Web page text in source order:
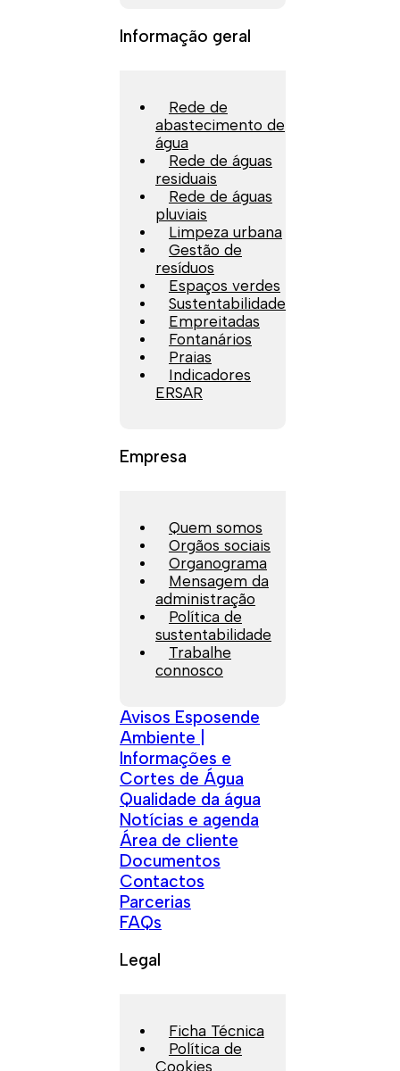
Informação geral
Rede de
abastecimento de
água
Rede de águas
residuais
Rede de águas
pluviais
Limpeza urbana
Gestão de
resíduos
Espaços verdes
Sustentabilidade
Empreitadas
Fontanários
Praias
Indicadores
ERSAR
Empresa
Quem somos
Orgãos sociais
Organograma
Mensagem da
administração
Política de
sustentabilidade
Trabalhe
connosco
Avisos Esposende
Ambiente |
Informações e
Cortes de Água
Qualidade da água
Notícias e agenda
Área de cliente
Documentos
Contactos
Parcerias
FAQs
Legal
Ficha Técnica
Política de
Cookies